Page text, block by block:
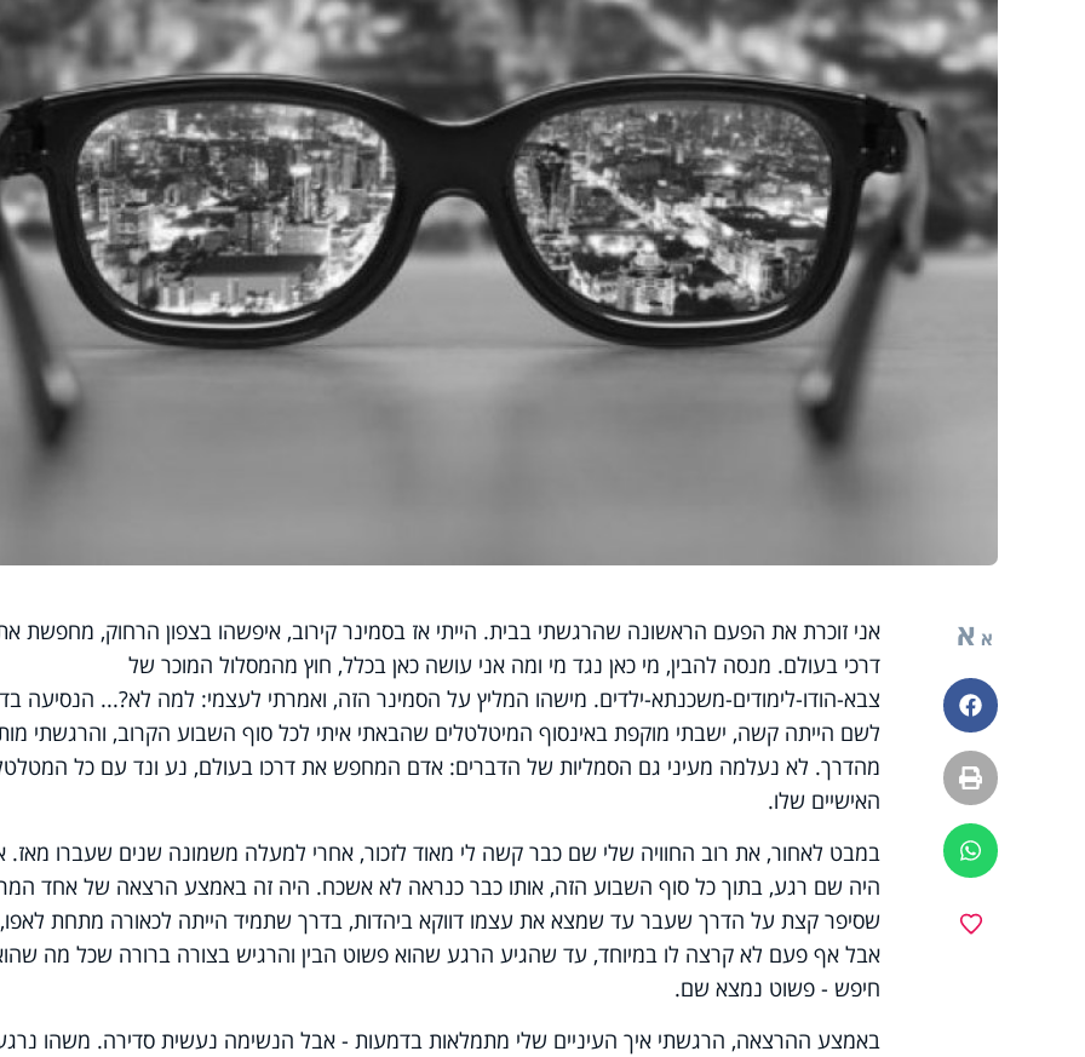
א א
פייסבוק
הדפסה
ווטסאפ
אני זוכרת את הפעם הראשונה שהרגשתי בבית. הייתי אז בסמינר קירוב, איפשהו בצפון הרחוק, מחפשת
דרכי בעולם. מנסה להבין, מי כאן נגד מי ומה אני עושה כאן בכלל, חוץ מהמסלול המוכר של
צבא-הודו-לימודים-משכנתא-ילדים. מישהו המליץ על הסמינר הזה, ואמרתי לעצמי: למה לא?... הנסיעה
לשם הייתה קשה, ישבתי מוקפת באינסוף המיטלטלים שהבאתי איתי לכל סוף השבוע הקרוב, והרגשתי
מהדרך. לא נעלמה מעיני גם הסמליות של הדברים: אדם המחפש את דרכו בעולם, נע ונד עם כל
האישיים שלו.
במבט לאחור, את רוב החוויה שלי שם כבר קשה לי מאוד לזכור, אחרי למעלה משמונה שנים שעברו מאז.
היה שם רגע, בתוך כל סוף השבוע הזה, אותו כבר כנראה לא אשכח. היה זה באמצע הרצאה של אחד
שסיפר קצת על הדרך שעבר עד שמצא את עצמו דווקא ביהדות, בדרך שתמיד הייתה לכאורה מתחת לאפו,
אבל אף פעם לא קרצה לו במיוחד, עד שהגיע הרגע שהוא פשוט הבין והרגיש בצורה ברורה שכל מה
חיפש - פשוט נמצא שם.
באמצע ההרצאה, הרגשתי איך העיניים שלי מתמלאות בדמעות - אבל הנשימה נעשית סדירה. משהו